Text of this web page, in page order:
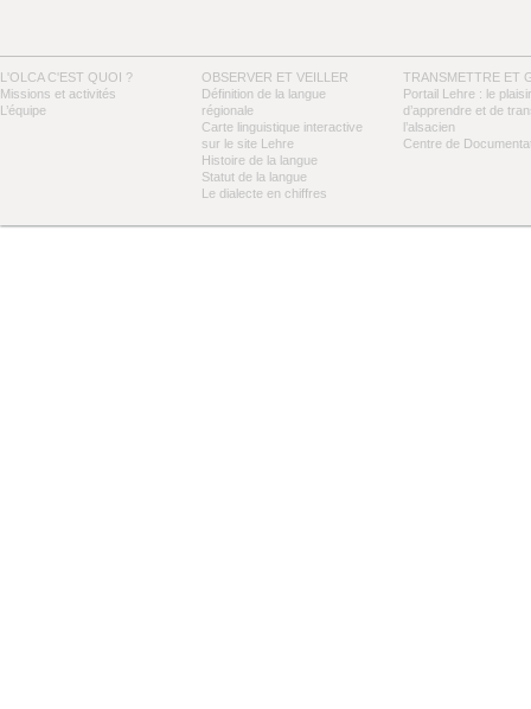
L'OLCA C'EST QUOI ?
Missions et activités
L’équipe
OBSERVER ET VEILLER
Définition de la langue
régionale
Carte linguistique interactive
sur le site Lehre
Histoire de la langue
Statut de la langue
Le dialecte en chiffres
TRANSMETTRE ET
Portail Lehre : le plaisir
d’apprendre et de
l’alsacien
Centre de